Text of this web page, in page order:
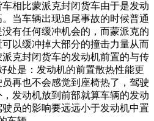
相比蒙派克封闭货车由于是发动
当车辆出现追尾事故的时候普通
有任何缓冲机会的，而蒙派克的
以缓冲掉大部分的撞击力量从而
克封闭货车的发动机前置的与传
处是：发动机的前置散热性能更
再也不会感觉到座椅热了，驾驶
发动机放到前部就算车辆的发动
员的影响要远远小于发动机中置